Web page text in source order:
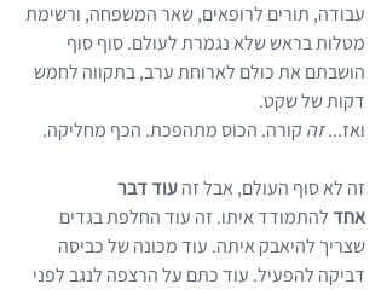
עבודה, תורים לרופאים, שאר המשפחה, ורשימת
מטלות בראש שלא נגמרת לעולם. סוף סוף
הושבתם את כולם לארוחת ערב, בתקווה לחמש
דקות של שקט.
ואז... זה קורה. הכוס מתהפכת. הכף מחליקה.
זה לא סוף העולם, אבל זה עוד דבר
אחד להתמודד איתו. זה עוד החלפת בגדים
שצריך להיאבק איתה. עוד מכונה של כביסה
דביקה להפעיל. עוד כתם על הרצפה לנגב לפני